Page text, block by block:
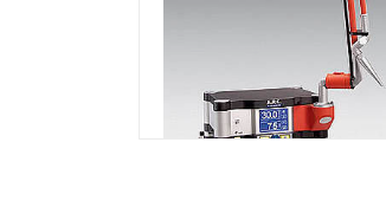
VOIR LE PRODUIT